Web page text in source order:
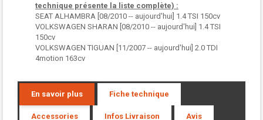
technique présente la liste complète) :
SEAT ALHAMBRA [08/2010 -- aujourd'hui] 1.4 TSI 150cv
VOLKSWAGEN SHARAN [08/2010 -- aujourd'hui] 1.4 TSI
150cv
VOLKSWAGEN TIGUAN [11/2007 -- aujourd'hui] 2.0 TDI
4motion 163cv
En savoir plus Fiche technique
Accessories Infos Livraison Avis